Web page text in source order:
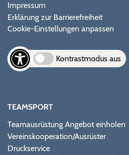
Impressum
Erklärung zur Barrierefreiheit
Cookie-Einstellungen anpassen
Kontrastmodus aus
TEAMSPORT
Teamausrüstung Angebot einholen
Vereinskooperation/Ausrüster
Druckservice